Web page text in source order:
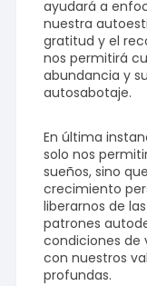
ayudará a
nuestra
gratitud y el
nos permitirá
abundancia y
autosabotaje.
En última
solo nos
sueños, sino
crecimiento
liberarnos de
patrones
condiciones de
con nuestros
profundas.